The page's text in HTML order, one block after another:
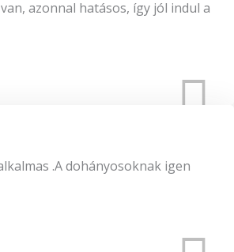
azonnal hatásos, így jól indul a
.A dohányosoknak igen